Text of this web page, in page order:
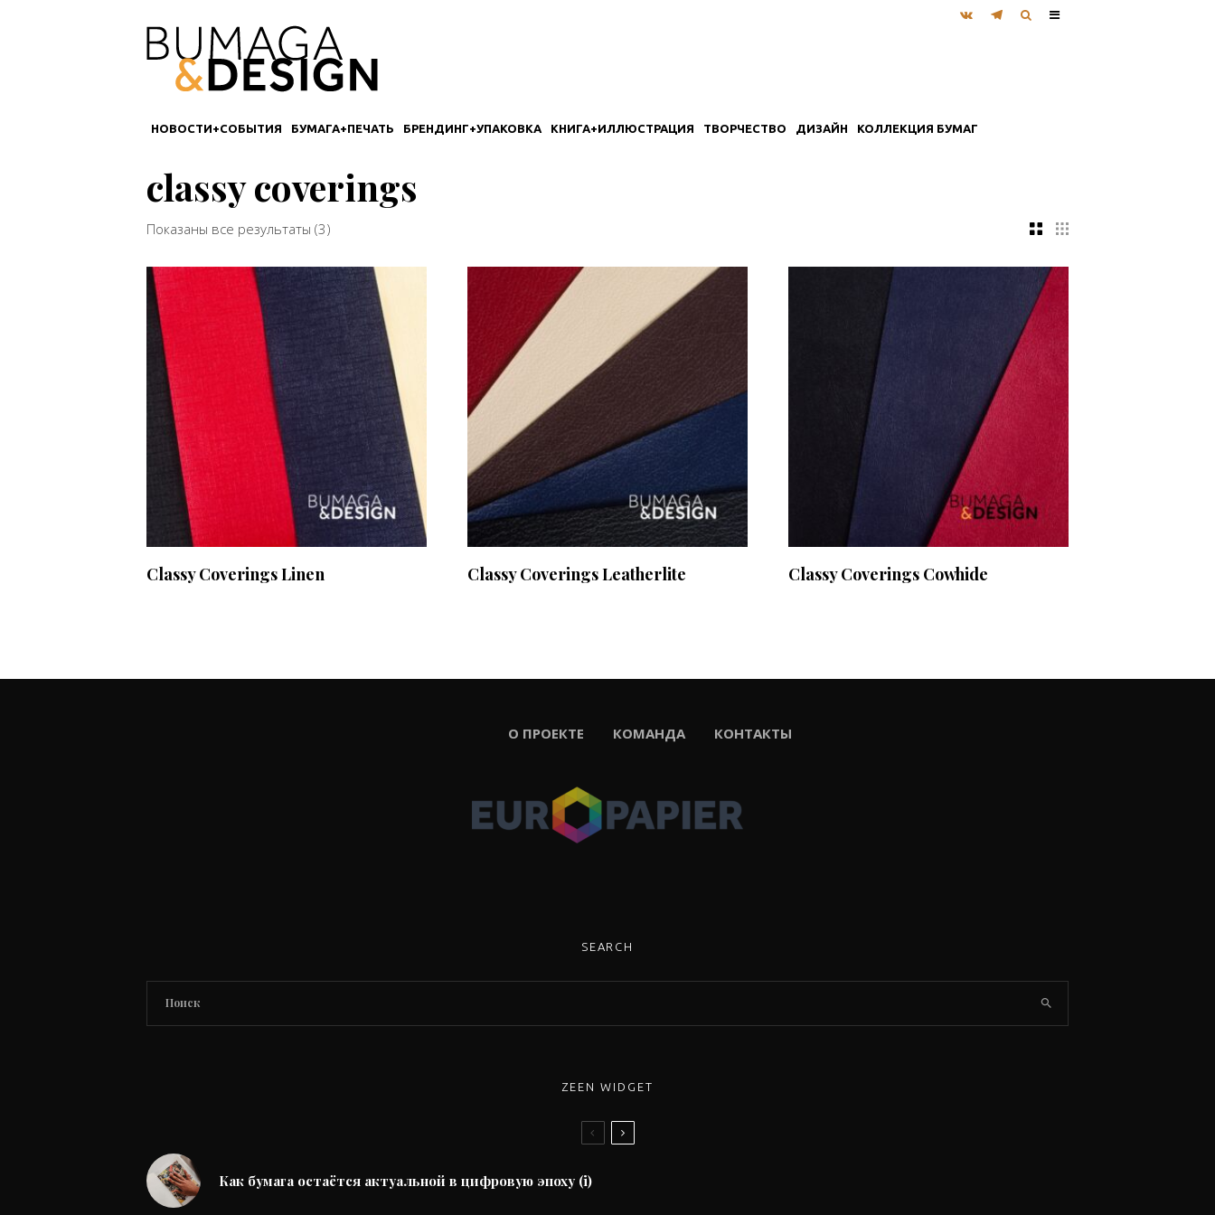
НОВОСТИ+СОБЫТИЯ БУМАГА+ПЕЧАТЬ БРЕНДИНГ+УПАКОВКА КНИГА+ИЛЛЮСТРАЦИЯ ТВОРЧЕСТВО ДИЗАЙН КОЛЛЕКЦИЯ БУМАГ
classy coverings
Показаны все результаты (3)
Classy Coverings Linen Classy Coverings Leatherlite Classy Coverings Cowhide
О ПРОЕКТЕ КОМАНДА КОНТАКТЫ
SEARCH
ZEEN WIDGET
Как бумага остаётся актуальной в цифровую эпоху (i)